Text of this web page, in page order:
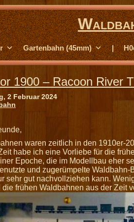
Gartenbahn (45mm) |
1900 – Racoon River
2 Februar 2024
waren zeitlich in den 1910er-
habe ich eine Vorliebe für die
Epoche, die im Modellbau eher
und zugerümpelte Waldbahn-
sehr gut nachvollziehen kann.
frühen Waldbahnen aus der Zeit